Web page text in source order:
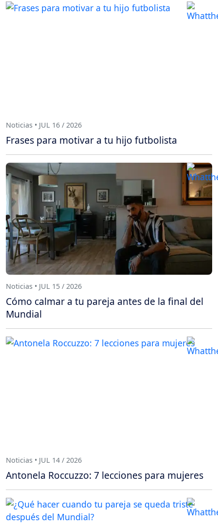
Noticias • JUL 16 / 2026
Frases para motivar a tu hijo futbolista
Noticias • JUL 15 / 2026
Cómo calmar a tu pareja antes de la final del
Mundial
Noticias • JUL 14 / 2026
Antonela Roccuzzo: 7 lecciones para mujeres